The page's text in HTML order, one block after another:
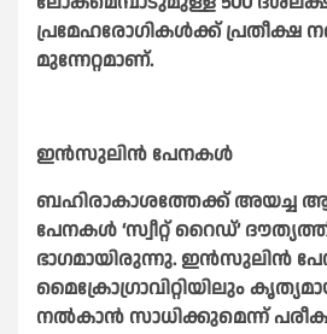
പ്രമേഹരോഗികൾക്ക്
മുന്നേറ്റമാണ്.
ഇൻസുലിൻ പേനകൾ
ബഹിരാകാശത്തേക്ക് അയച്ച
പേനകൾ ‘സ്വീറ്റ് റൈഡ്’
ഭാഗമായിരുന്നു. ഇൻസുലിൻ
മൈക്രോഗ്രാവിറ്റിയിലും
നൽകാൻ സാധിക്കുമെന്ന്